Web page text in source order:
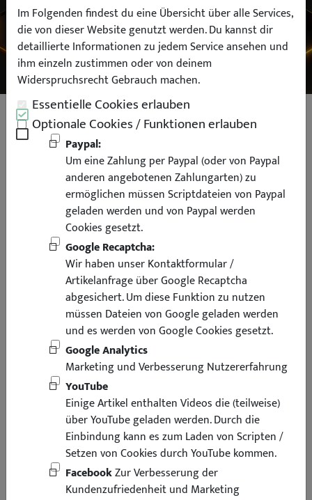
SUCHEN
OSRAM Cool Blue Intense Next
Gen. H7 Sockel 55 Watt 5000K
DuoBox XENON Look
Im Folgenden findest du eine Übersicht über alle Services,
die von dieser Website genutzt werden. Du kannst dir
detaillierte Informationen zu jedem Service ansehen und
ihm einzeln zustimmen oder von deinem
Widerspruchsrecht Gebrauch machen.
Essentielle Cookies erlauben
Optionale Cookies / Funktionen erlauben
Paypal:
Um eine Zahlung per Paypal (oder von Paypal
anderen angebotenen Zahlungarten) zu
ermöglichen müssen Scriptdateien von Paypal
geladen werden und von Paypal werden
Cookies gesetzt.
Google Recaptcha:
Wir haben unser Kontaktformular /
Artikelanfrage über Google Recaptcha
abgesichert. Um diese Funktion zu nutzen
müssen Dateien von Google geladen werden
und es werden von Google Cookies gesetzt.
Google Analytics
Marketing und Verbesserung Nutzererfahrung
YouTube
Einige Artikel enthalten Videos die (teilweise)
über YouTube geladen werden. Durch die
Einbindung kann es zum Laden von Scripten /
Setzen von Cookies durch YouTube kommen.
FacebookZur Verbesserung der
Kundenzufriedenheit und Marketing